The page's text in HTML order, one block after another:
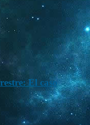
El caso